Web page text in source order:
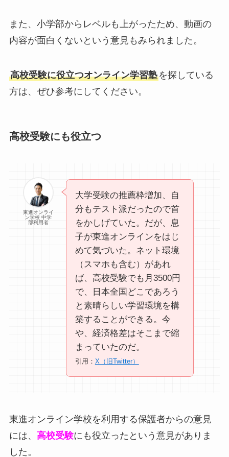
また、小学部からレベルも上がったため、動画の
内容が面白くないという意見もみられました。
高校受験に役立つオンライン学習塾を探している
方は、ぜひ参考にしてください。
高校受験にも役立つ
東進オンライ
ン学校 中学
部利用者
大学受験の推薦枠増加、自
分もテスト派だったので首
をかしげていた。だが、息
子が東進オンラインをはじ
めて気づいた。ネット環境
（スマホも含む）があれ
ば、高校受験でも月3500円
で、日本全国どこであろう
と素晴らしい学習環境を構
築することができる。今
や、経済格差はそこまで縮
まっていたのだ。
引用： X（旧Twitter）
東進オンライン学校を利用する保護者からの意見
には、 高校受験にも役立ったという意見がありま
した。